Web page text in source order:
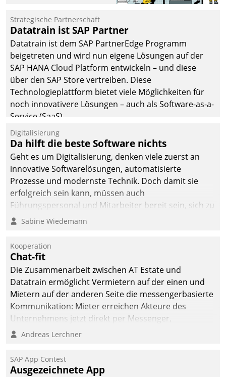
Jahresbeginn eine
Überblick, Einsicht und
Eingriff bietende Lösung.
Zur Entwicklung setzte
man auf
Cloudtechnologie,
bewährte und Startup-
Partner sowie erstmals
agile Projektmethoden.
Strategische Partnerschaft
Datatrain ist SAP Partner
Datatrain ist dem SAP PartnerEdge Programm
beigetreten und wird nun eigene Lösungen auf der
SAP HANA Cloud Platform entwickeln – und diese
über den SAP Store vertreiben. Diese
Technologieplattform bietet viele Möglichkeiten für
noch innovativere Lösungen – auch als Software-as-a-
Service (SaaS).
Digitalisierung
Da hilft die beste Software nichts
Geht es um Digitalisierung, denken viele zuerst an
innovative Softwarelösungen, automatisierte
Prozesse und modernste Technik. Doch damit sie
erfolgreich sein kann, müssen auch
Führungspersonal und Mitarbeiter bereit sein, sich zu
verändern und anzupassen, sonst werden sie an ihr
Sabine Wiedemann
Kooperation
Chat-fit
Die Zusammenarbeit zwischen AT Estate und
Datatrain ermöglicht Vermietern auf der einen und
Mietern auf der anderen Seite die messengerbasierte
Kommunikation: Mieter erreichen Akteure des
Unternehmens jetzt direkt per Messenger,
Mitarbeiter oder Dienstleister empfangen oder
Andreas Lerchner
SAP App Contest
Ausgezeichnete App